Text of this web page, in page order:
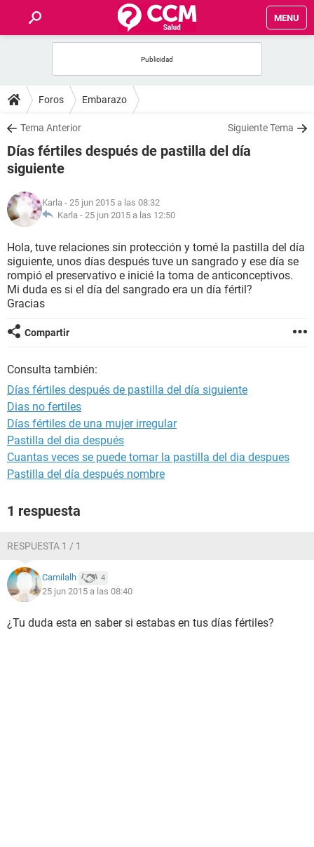
MENU
FOROS
SALUD
FAMILIA
NUTRICIÓN
SEXUALIDAD
GLOSARIO
Foros Embarazo
Tema Anterior Siguiente Tema
Días fértiles después de pastilla del día
siguiente
Karla - 25 jun 2015 a las 08:32
Karla - 25 jun 2015 a las 12:50
Hola, tuve relaciones sin protección y tomé la pastilla del día
siguiente, unos días después tuve un sangrado y ese día se
rompió el preservativo e inicié la toma de anticonceptivos.
Mi duda es si el día del sangrado era un día fértil?
Gracias
Compartir
Consulta también:
Días fértiles después de pastilla del día siguiente
Dias no fertiles
Días fértiles de una mujer irregular
Pastilla del dia después
Cuantas veces se puede tomar la pastilla del dia despues
Pastilla del día después nombre
1 respuesta
RESPUESTA 1 / 1
Camilalh 4
25 jun 2015 a las 08:40
¿Tu duda esta en saber si estabas en tus días fértiles?